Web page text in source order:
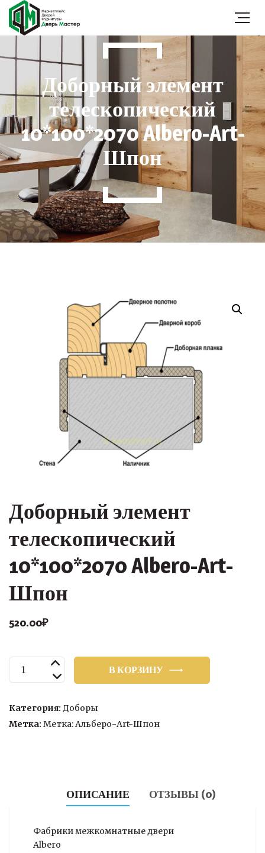
Доборный элемент
телескопический
10*100*2070 Albero-Art-
Шпон
Доборный элемент
телескопический
10*100*2070 Albero-Art-
Шпон
520.00₽
Количество
товара
элемент
В КОРЗИНУ
Категория: Доборы
Метка: Метка: Альберо-Art-Шпон
ОПИСАНИЕ ОТЗЫВЫ (0)
Фабрики межкомнатные двери
Albero